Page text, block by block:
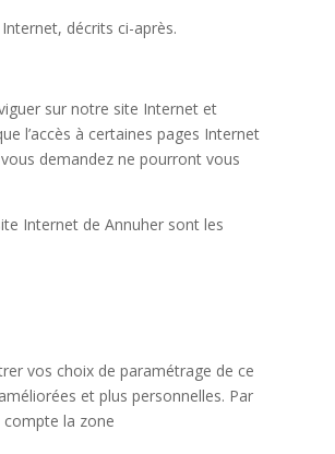
décrits ci-après.
sur notre site Internet et
l’accès à certaines pages Internet
demandez ne pourront vous
Internet de Annuher sont les
vos choix de paramétrage de ce
et plus personnelles. Par
la zone